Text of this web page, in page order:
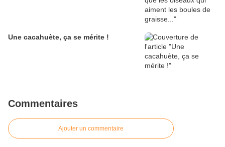
Une cacahuète, ça se mérite !
Commentaires
Ajouter un commentaire